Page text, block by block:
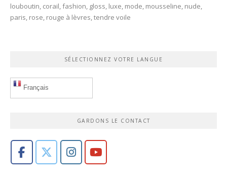
louboutin, corail,fashion, gloss, luxe, mode, mousseline, nude,
paris, rose, rouge à lèvres,tendre voile
SÉLECTIONNEZ VOTRE LANGUE
Français
GARDONS LE CONTACT